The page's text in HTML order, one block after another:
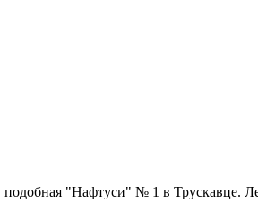
"Нафтуси" № 1 в Трускавце.